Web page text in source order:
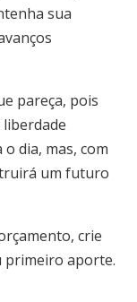
sua
pareça, pois
liberdade
dia, mas, com
um futuro
crie
primeiro aporte.